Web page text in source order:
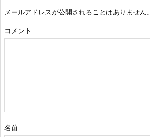
メールアドレスが公開されることはありません。
コメント
名前